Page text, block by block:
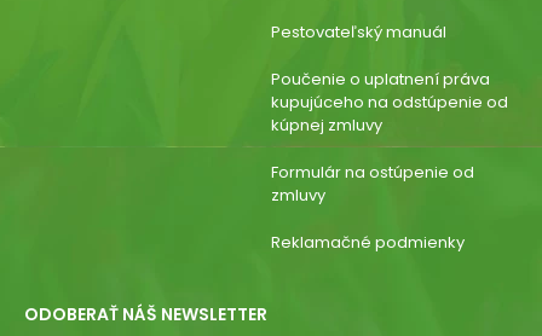
Pestovateľský manuál
Poučenie o uplatnení práva
kupujúceho na odstúpenie od
kúpnej zmluvy
Formulár na ostúpenie od
zmluvy
Reklamačné podmienky
ODOBERAŤ NÁŠ NEWSLETTER